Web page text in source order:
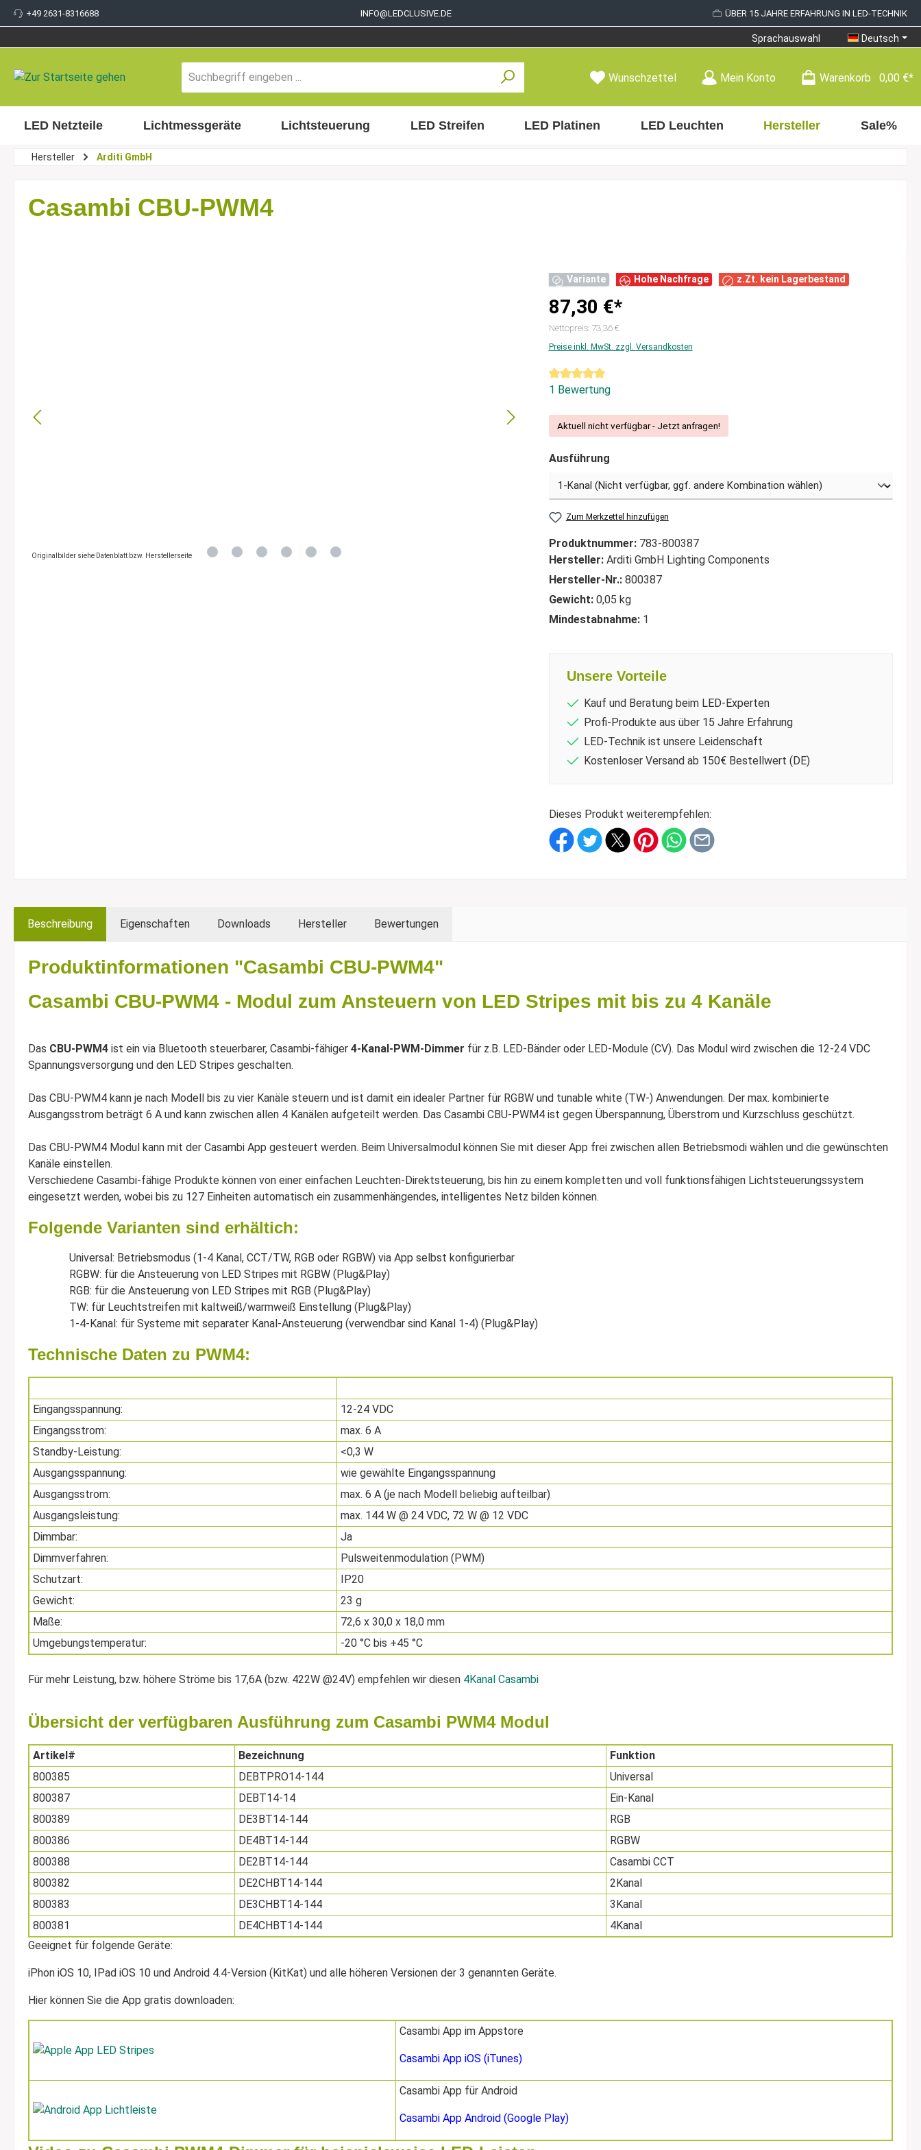
springen
+49 2631-8316688 INFO@LEDCLUSIVE.DE ÜBER 15 JAHRE ERFAHRUNG IN LED-TECHNIK
Sprachauswahl Deutsch
Wunschzettel Mein Konto Warenkorb 0,00 €*
LED Netzteile Lichtmessgeräte Lichtsteuerung LED Streifen LED Platinen LED Leuchten Hersteller Sale%
Hersteller Arditi GmbH
Casambi CBU-PWM4
Originalbilder siehe Datenblatt bzw. Herstellerseite
Variante Hohe Nachfrage z.Zt. kein Lagerbestand
87,30 €*
Nettopreis: 73,36 €
Preise inkl. MwSt. zzgl. Versandkosten
Durchschnittliche Bewertung von 5 von 5 Sternen
1 Bewertung
Aktuell nicht verfügbar - Jetzt anfragen!
Ausführung
Zum Merkzettel hinzufügen
Produktnummer: 783-800387
Hersteller: Arditi GmbH Lighting Components
Hersteller-Nr.: 800387
Gewicht: 0,05 kg
Mindestabnahme: 1
Unsere Vorteile
Kauf und Beratung beim LED-Experten
Profi-Produkte aus über 15 Jahre Erfahrung
LED-Technik ist unsere Leidenschaft
Kostenloser Versand ab 150€ Bestellwert (DE)
Dieses Produkt weiterempfehlen:
Beschreibung Eigenschaften Downloads Hersteller Bewertungen
Produktinformationen "Casambi CBU-PWM4"
Casambi CBU-PWM4 - Modul zum Ansteuern von LED Stripes mit bis zu 4 Kanäle
Das CBU-PWM4 ist ein via Bluetooth steuerbarer, Casambi-fähiger 4-Kanal-PWM-Dimmer für z.B. LED-Bänder oder LED-Module (CV). Das Modul wird zwischen die 12-24 VDC
Spannungsversorgung und den LED Stripes geschalten.
Das CBU-PWM4 kann je nach Modell bis zu vier Kanäle steuern und ist damit ein idealer Partner für RGBW und tunable white (TW-) Anwendungen. Der max. kombinierte
Ausgangsstrom beträgt 6 A und kann zwischen allen 4 Kanälen aufgeteilt werden. Das Casambi CBU-PWM4 ist gegen Überspannung, Überstrom und Kurzschluss geschützt.
Das CBU-PWM4 Modul kann mit der Casambi App gesteuert werden. Beim Universalmodul können Sie mit dieser App frei zwischen allen Betriebsmodi wählen und die gewünschten
Kanäle einstellen.
Verschiedene Casambi-fähige Produkte können von einer einfachen Leuchten-Direktsteuerung, bis hin zu einem kompletten und voll funktionsfähigen Lichtsteuerungssystem
eingesetzt werden, wobei bis zu 127 Einheiten automatisch ein zusammenhängendes, intelligentes Netz bilden können.
Folgende Varianten sind erhältich:
Universal: Betriebsmodus (1-4 Kanal, CCT/TW, RGB oder RGBW) via App selbst konfigurierbar
RGBW: für die Ansteuerung von LED Stripes mit RGBW (Plug&Play)
RGB: für die Ansteuerung von LED Stripes mit RGB (Plug&Play)
TW: für Leuchtstreifen mit kaltweiß/warmweiß Einstellung (Plug&Play)
1-4-Kanal: für Systeme mit separater Kanal-Ansteuerung (verwendbar sind Kanal 1-4) (Plug&Play)
Technische Daten zu PWM4:
Eingangsspannung:
12-24 VDC
Eingangsstrom:
max. 6 A
Standby-Leistung:
<0,3 W
Ausgangsspannung:
wie gewählte Eingangsspannung
Ausgangsstrom:
max. 6 A (je nach Modell beliebig aufteilbar)
Ausgangsleistung:
max. 144 W @ 24 VDC, 72 W @ 12 VDC
Dimmbar:
Ja
Dimmverfahren:
Pulsweitenmodulation (PWM)
Schutzart:
IP20
Gewicht:
23 g
Maße:
72,6 x 30,0 x 18,0 mm
Umgebungstemperatur:
-20 °C bis +45 °C
Für mehr Leistung, bzw. höhere Ströme bis 17,6A (bzw. 422W @24V) empfehlen wir diesen 4Kanal Casambi
Übersicht der verfügbaren Ausführung zum Casambi PWM4 Modul
Artikel# Bezeichnung
Funktion
800385
DEBTPRO14-144
Universal
800387
DEBT14-14
Ein-Kanal
800389
DE3BT14-144
RGB
800386
DE4BT14-144
RGBW
800388
DE2BT14-144
Casambi CCT
800382
DE2CHBT14-144
2Kanal
800383
DE3CHBT14-144
3Kanal
800381
DE4CHBT14-144
4Kanal
Geeignet für folgende Geräte:
iPhon iOS 10, IPad iOS 10 und Android 4.4-Version (KitKat) und alle höheren Versionen der 3 genannten Geräte.
Hier können Sie die App gratis downloaden:
Casambi App im Appstore
Casambi App iOS (iTunes)
Casambi App für Android
Casambi App Android (Google Play)